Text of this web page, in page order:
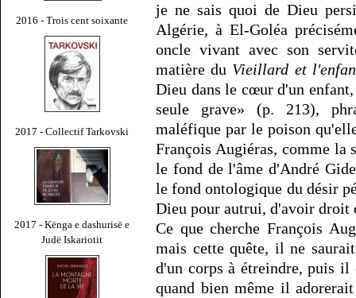
2016 - Trois cent soixante
2017 - Collectif Tarkovski
2017 - Kënga e dashurisë e
Judë Iskariotit
je ne sais quoi de Dieu
Algérie, à El-Goléa
oncle vivant avec son
matière du Vieillard et
Dieu dans le cœur d'un
seule grave» (p. 213),
maléfique par le poison
François Augiéras, comme la
le fond de l'âme d'André
le fond ontologique du désir
Dieu pour autrui, d'avoir droit
Ce que cherche François
mais cette quête, il ne
d'un corps à étreindre, puis
quand bien même il